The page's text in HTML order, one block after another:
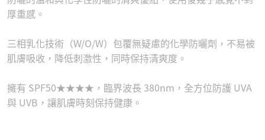
厚重感。
三相乳化技術（W/O/W）包覆無疑慮的化學防曬劑，不易被
肌膚吸收，降低刺激性，同時保持清爽度。
擁有 SPF50★★★★，臨界波長 380nm，全方位防護 UVA
與 UVB，讓肌膚時刻保持健康。